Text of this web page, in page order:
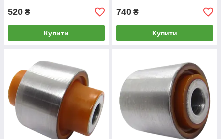
520 ₴
Купити
740 ₴
Купити